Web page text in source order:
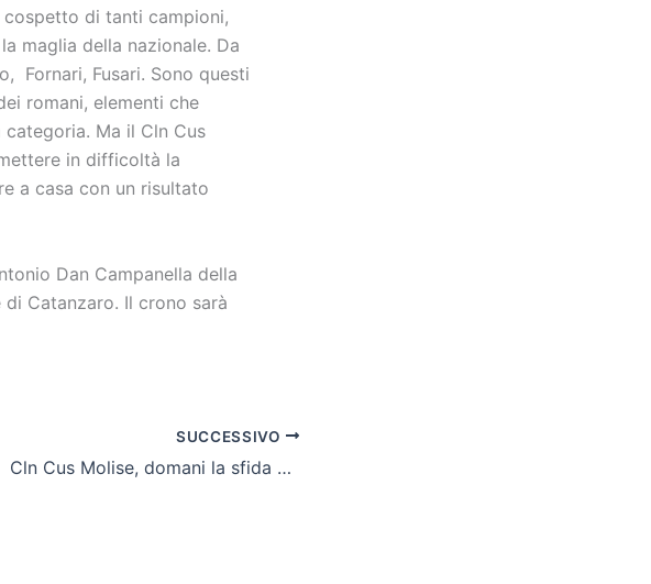
di tanti campioni,
maglia della nazionale. Da
Fornari, Fusari. Sono questi
romani, elementi che
Ma il Cln Cus
in difficoltà la
a casa con un risultato
Dan Campanella della
Catanzaro. Il crono sarà
SUCCESSIVO
Cln Cus Molise, domani la sfida di Genzano su Sky